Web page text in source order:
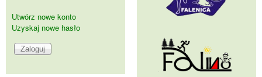
Utwórz nowe konto
Uzyskaj nowe hasło